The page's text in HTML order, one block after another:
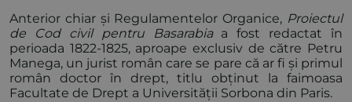
Anterior chiar și Regulamentelor Organice, Proiectul
de Cod civil pentru Basarabiaa fost redactat în
perioada 1822-1825, aproape exclusiv de către Petru
Manega, un jurist român care se pare că ar fi și primul
român doctor în drept, titlu obținut la faimoasa
Facultate de Drept a Universității Sorbona din Paris.